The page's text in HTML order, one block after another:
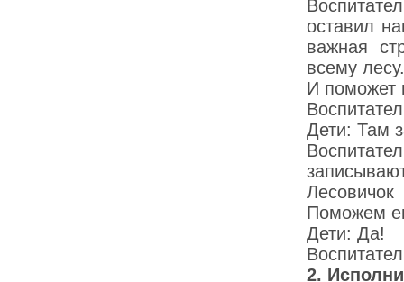
оставил
важная
всему
И поможет
Дети: Там
Поможем
Дети: Да!
2.